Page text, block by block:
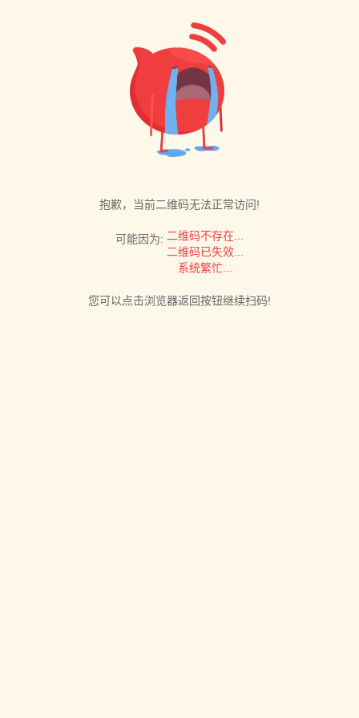
抱歉，当前二维码无法正常访问!
可能因为: 二维码不存在...
二维码已失效...
系统繁忙...
您可以点击浏览器返回按钮继续扫码!